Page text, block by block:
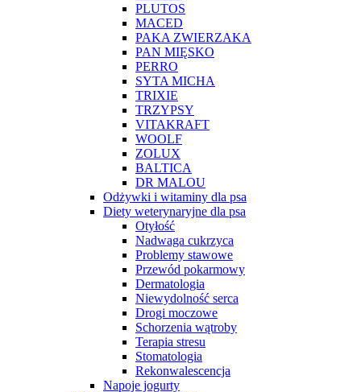
PLUTOS
MACED
PAKA ZWIERZAKA
PAN MIĘSKO
PERRO
SYTA MICHA
TRIXIE
TRZYPSY
VITAKRAFT
WOOLF
ZOLUX
BALTICA
DR MALOU
Odżywki i witaminy dla psa
Diety weterynaryjne dla psa
Otyłość
Nadwaga cukrzyca
Problemy stawowe
Przewód pokarmowy
Dermatologia
Niewydolność serca
Drogi moczowe
Schorzenia wątroby
Terapia stresu
Stomatologia
Rekonwalescencja
Napoje jogurty